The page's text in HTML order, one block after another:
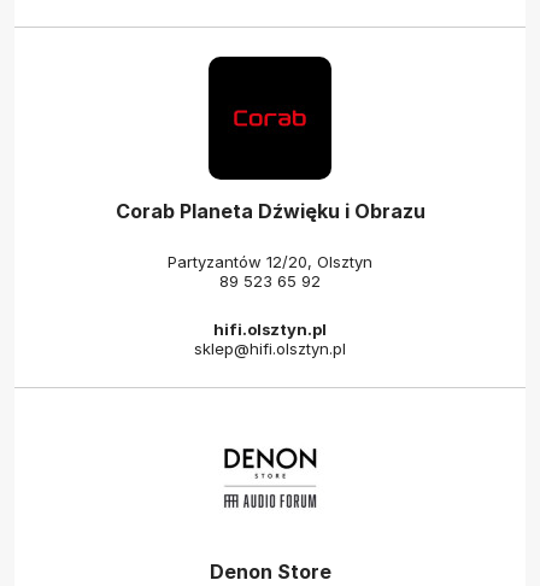
Corab Planeta Dźwięku i Obrazu
Partyzantów 12/20, Olsztyn
89 523 65 92
hifi.olsztyn.pl
sklep@hifi.olsztyn.pl
Denon Store